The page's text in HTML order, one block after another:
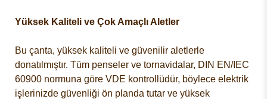
Yüksek Kaliteli ve Çok Amaçlı Aletler
Bu çanta, yüksek kaliteli ve güvenilir aletlerle
donatılmıştır. Tüm penseler ve tornavidalar, DIN EN/IEC
60900 normuna göre VDE kontrollüdür, böylece elektrik
işlerinizde güvenliği ön planda tutar ve yüksek